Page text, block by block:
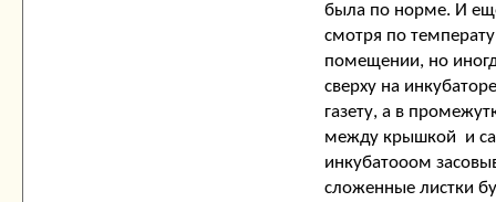
была по норме. И
смотря по
помещении, но
сверху на
газету, а в
между крышкой и
инкубатооом
сложенные листки